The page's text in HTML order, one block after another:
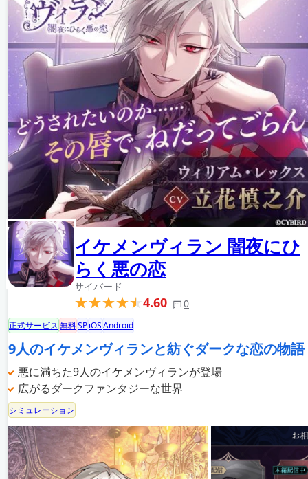
イケメンヴィラン 闇夜にひ
らく悪の恋
サイバード
4.60 0
正式サービス無料SPiOSAndroid
9人のイケメンヴィランと紡ぐダークな恋の物語
悪に満ちた9人のイケメンヴィランが登場
広がるダークファンタジーな世界
シミュレーション